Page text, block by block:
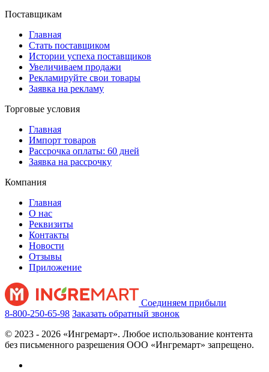
Поставщикам
Главная
Стать поставщиком
Истории успеха поставщиков
Увеличиваем продажи
Рекламируйте свои товары
Заявка на рекламу
Торговые условия
Главная
Импорт товаров
Рассрочка оплаты: 60 дней
Заявка на рассрочку
Компания
Главная
О нас
Реквизиты
Контакты
Новости
Отзывы
Приложение
Соединяем прибыли
8-800-250-65-98 Заказать обратный звонок
© 2023 - 2026 «Ингремарт». Любое использование контента
без письменного разрешения ООО «Ингремарт» запрещено.